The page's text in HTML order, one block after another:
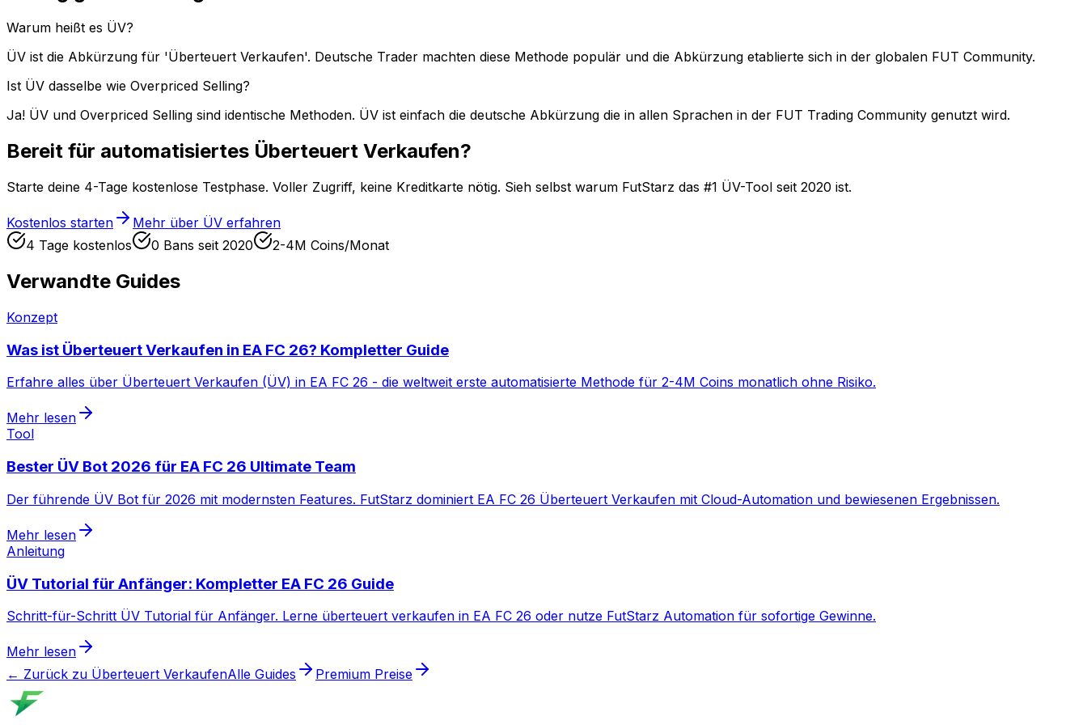
Warum heißt es ÜV?
ÜV ist die Abkürzung für 'Überteuert Verkaufen'. Deutsche Trader machten diese Methode populär und die Abkürzung etablierte sich in der globalen FUT Community.
Ist ÜV dasselbe wie Overpriced Selling?
Ja! ÜV und Overpriced Selling sind identische Methoden. ÜV ist einfach die deutsche Abkürzung die in allen Sprachen in der FUT Trading Community genutzt wird.
Bereit für automatisiertes Überteuert Verkaufen?
Starte deine 4-Tage kostenlose Testphase. Voller Zugriff, keine Kreditkarte nötig. Sieh selbst warum FutStarz das #1 ÜV-Tool seit 2020 ist.
Kostenlos starten
Mehr über ÜV erfahren
4 Tage kostenlos
0 Bans seit 2020 2-4M Coins/Monat
Verwandte Guides
Konzept
Was ist Überteuert Verkaufen in EA FC 26? Kompletter Guide
Erfahre alles über Überteuert Verkaufen (ÜV) in EA FC 26 - die weltweit erste automatisierte Methode für 2-4M Coins monatlich ohne Risiko.
Mehr lesen
Tool
Bester ÜV Bot 2026 für EA FC 26 Ultimate Team
Der führende ÜV Bot für 2026 mit modernsten Features. FutStarz dominiert EA FC 26 Überteuert Verkaufen mit Cloud-Automation und bewiesenen Ergebnissen.
Mehr lesen
Anleitung
ÜV Tutorial für Anfänger: Kompletter EA FC 26 Guide
Schritt-für-Schritt ÜV Tutorial für Anfänger. Lerne überteuert verkaufen in EA FC 26 oder nutze FutStarz Automation für sofortige Gewinne.
Mehr lesen
← Zurück zu Überteuert VerkaufenAlle Guides Premium Preise